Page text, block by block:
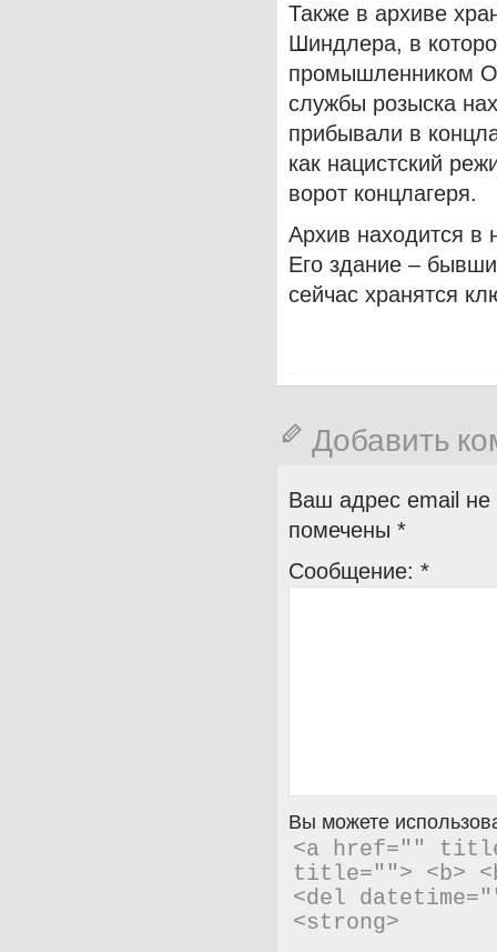
Также в архиве
Шиндлера, в
промышленником
службы розыска
прибывали в
как нацистский
ворот концлагеря.
Архив находится в
Его здание –
сейчас хранятся
Добавить
Ваш адрес email не
помечены *
Сообщение: *
Вы можете
<a href=""
title=""> <b>
<del
<strong>